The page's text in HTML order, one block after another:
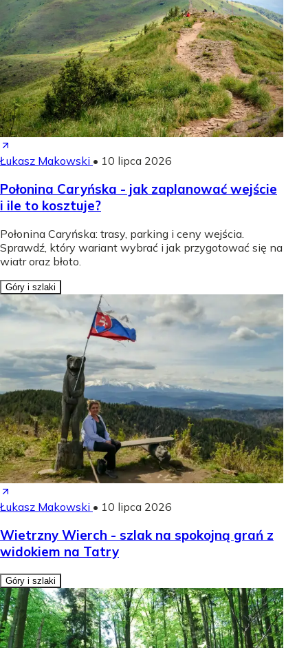
Łukasz Makowski • 10 lipca 2026
Połonina Caryńska - jak zaplanować wejście
i ile to kosztuje?
Połonina Caryńska: trasy, parking i ceny wejścia.
Sprawdź, który wariant wybrać i jak przygotować się na
wiatr oraz błoto.
Góry i szlaki
Łukasz Makowski • 10 lipca 2026
Wietrzny Wierch - szlak na spokojną grań z
widokiem na Tatry
Góry i szlaki